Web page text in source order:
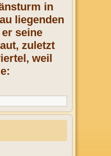
in
liegenden
seine
zuletzt
weil